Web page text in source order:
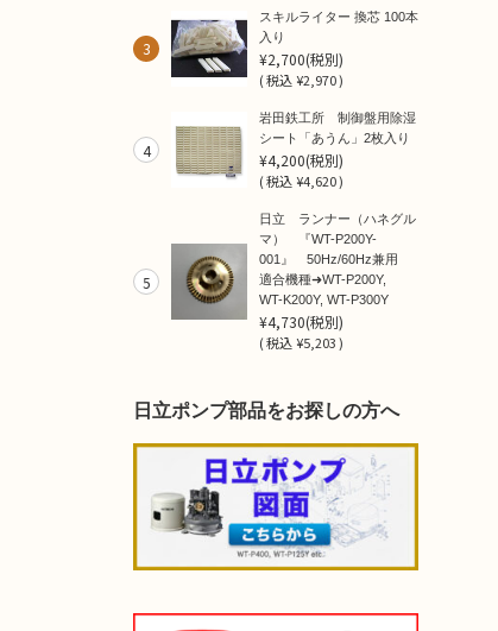
3
スキルライター 換芯 100本
入り
¥2,700(税別)
(税込¥2,970 )
4
岩田鉄工所 制御盤用除湿
シート「あうん」2枚入り
¥4,200(税別)
(税込¥4,620 )
5
日立 ランナー（ハネグル
マ） 『WT-P200Y-
001』 50Hz/60Hz兼用
適合機種➜WT-P200Y,
WT-K200Y, WT-P300Y
¥4,730(税別)
(税込¥5,203 )
日立ポンプ部品をお探しの方へ